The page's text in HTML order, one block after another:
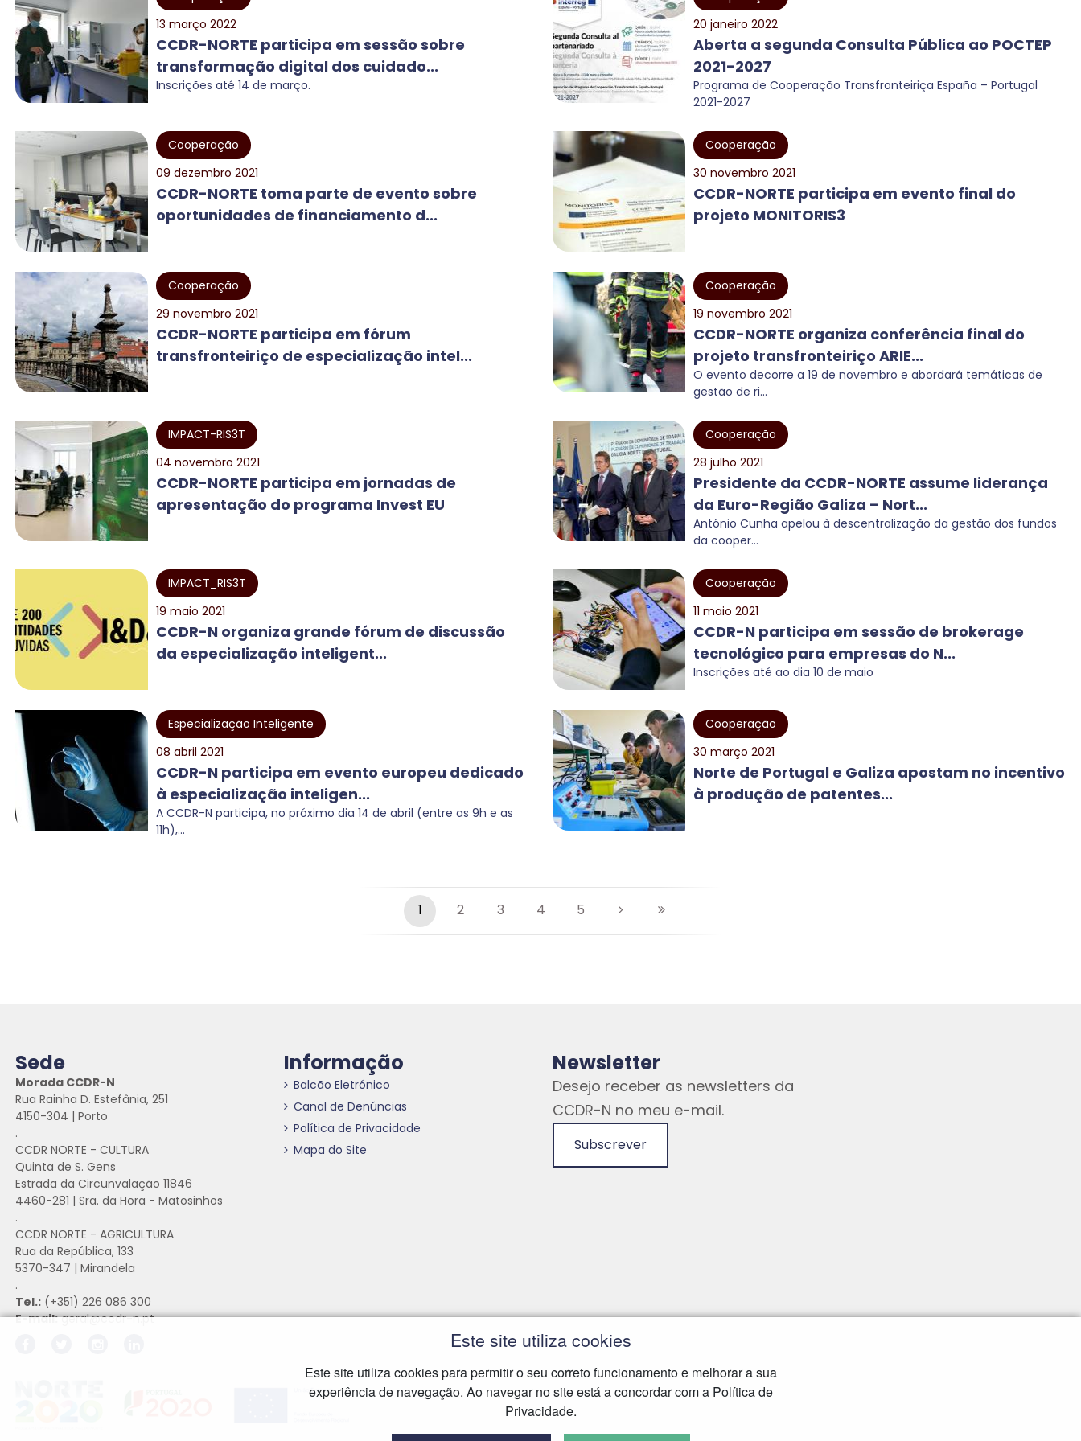
13 março 2022
CCDR-NORTE participa em sessão sobre
transformação digital dos cuidado...
Inscrições até 14 de março.
20 janeiro 2022
Aberta a segunda Consulta Pública ao POCTEP
2021-2027
Programa de Cooperação Transfronteiriça España – Portugal
2021-2027
Cooperação
09 dezembro 2021
CCDR-NORTE toma parte de evento sobre
oportunidades de financiamento d...
Cooperação
30 novembro 2021
CCDR-NORTE participa em evento final do
projeto MONITORIS3
Cooperação
29 novembro 2021
CCDR-NORTE participa em fórum
transfronteiriço de especialização intel...
Cooperação
19 novembro 2021
CCDR-NORTE organiza conferência final do
projeto transfronteiriço ARIE...
O evento decorre a 19 de novembro e abordará temáticas de
gestão de ri...
IMPACT-RIS3T
04 novembro 2021
CCDR-NORTE participa em jornadas de
apresentação do programa Invest EU
Cooperação
28 julho 2021
Presidente da CCDR-NORTE assume liderança
da Euro-Região Galiza – Nort...
António Cunha apelou à descentralização da gestão dos fundos
da cooper...
IMPACT_RIS3T
19 maio 2021
CCDR-N organiza grande fórum de discussão
da especialização inteligent...
Cooperação
11 maio 2021
CCDR-N participa em sessão de brokerage
tecnológico para empresas do N...
Inscrições até ao dia 10 de maio
Especialização Inteligente
08 abril 2021
CCDR-N participa em evento europeu dedicado
à especialização inteligen...
A CCDR-N participa, no próximo dia 14 de abril (entre as 9h e as
11h),...
Cooperação
30 março 2021
Norte de Portugal e Galiza apostam no incentivo
à produção de patentes...
1 2 3 4 5
Sede
Morada CCDR-N
Rua Rainha D. Estefânia, 251
4150-304 | Porto
.
CCDR NORTE - CULTURA
Quinta de S. Gens
Estrada da Circunvalação 11846
4460-281 | Sra. da Hora - Matosinhos
.
CCDR NORTE - AGRICULTURA
Rua da República, 133
5370-347 | Mirandela
.
Tel.: (+351) 226 086 300
E-mail:geral@ccdr-n.pt
Informação
Balcão Eletrónico
Canal de Denúncias
Política de Privacidade
Mapa do Site
Newsletter
Desejo receber as newsletters da
CCDR-N no meu e-mail.
Subscrever
Hiperligação externa
Este site utiliza cookies
Este site utiliza cookies para permitir o seu correto funcionamento e melhorar a sua
experiência de navegação. Ao navegar no site está a concordar com a Política de
Privacidade.